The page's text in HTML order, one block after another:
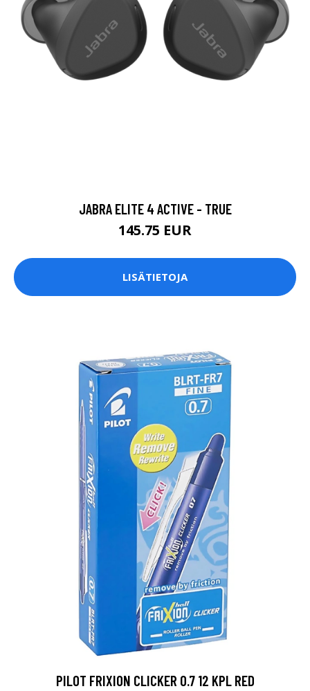
JABRA ELITE 4 ACTIVE - TRUE
145.75 EUR
LISÄTIETOJA
PILOT FRIXION CLICKER 0.7 12 KPL RED